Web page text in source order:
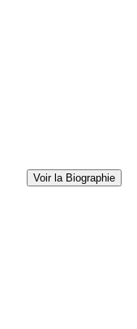
Voir la Biographie